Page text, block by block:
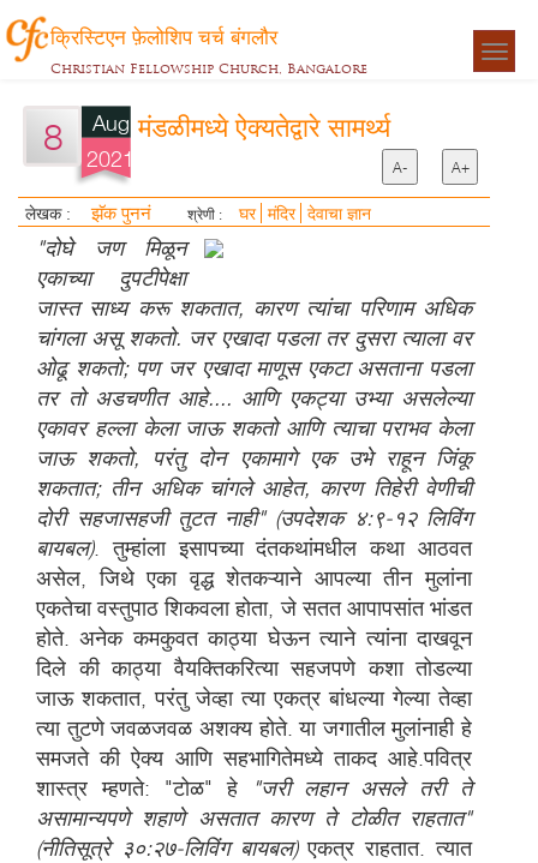
क्रिस्टिएन फ़ेलोशिप चर्च बंगलौर
Christian Fellowship Church, Bangalore
8
Aug
2021
मंडळीमध्ये ऐक्यतेद्वारे सामर्थ्य
A- A+
लेखक : झॅक पुननं श्रेणी : घर मंदिर देवाचा ज्ञान
"दोघे जण मिळून
एकाच्या दुपटीपेक्षा
जास्त साध्य करू शकतात, कारण त्यांचा परिणाम अधिक
चांगला असू शकतो. जर एखादा पडला तर दुसरा त्याला वर
ओढू शकतो; पण जर एखादा माणूस एकटा असताना पडला
तर तो अडचणीत आहे.... आणि एकट्या उभ्या असलेल्या
एकावर हल्ला केला जाऊ शकतो आणि त्याचा पराभव केला
जाऊ शकतो, परंतु दोन एकामागे एक उभे राहून जिंकू
शकतात; तीन अधिक चांगले आहेत, कारण तिहेरी वेणीची
दोरी सहजासहजी तुटत नाही" (उपदेशक ४:९-१२ लिविंग
बायबल). तुम्हांला इसापच्या दंतकथांमधील कथा आठवत
असेल, जिथे एका वृद्ध शेतकऱ्याने आपल्या तीन मुलांना
एकतेचा वस्तुपाठ शिकवला होता, जे सतत आपापसांत भांडत
होते. अनेक कमकुवत काठ्या घेऊन त्याने त्यांना दाखवून
दिले की काठ्या वैयक्तिकरित्या सहजपणे कशा तोडल्या
जाऊ शकतात, परंतु जेव्हा त्या एकत्र बांधल्या गेल्या तेव्हा
त्या तुटणे जवळजवळ अशक्य होते. या जगातील मुलांनाही हे
समजते की ऐक्य आणि सहभागितेमध्ये ताकद आहे.पवित्र
शास्त्र म्हणते: "टोळ" हे
"जरी लहान असले तरी ते
असामान्यपणे शहाणे असतात कारण ते टोळीत राहतात"
(नीतिसूत्रे ३०:२७-लिविंग बायबल)एकत्र राहतात. त्यात